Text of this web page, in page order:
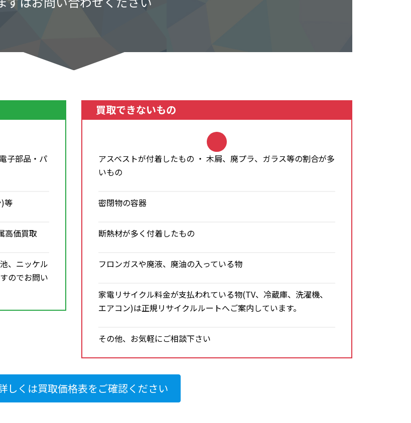
子部品・パ
等
高価買取
、ニッケル
のでお問い
買取できないもの
アスベストが付着したもの ・ 木屑、廃プラ、ガラス等の割合が多
いもの
密閉物の容器
断熱材が多く付着したもの
フロンガスや廃液、廃油の入っている物
家電リサイクル料金が支払われている物(TV、冷蔵庫、洗濯機、
エアコン)は正規リサイクルルートへご案内しています。
その他、お気軽にご相談下さい
しくは買取価格表をご確認ください